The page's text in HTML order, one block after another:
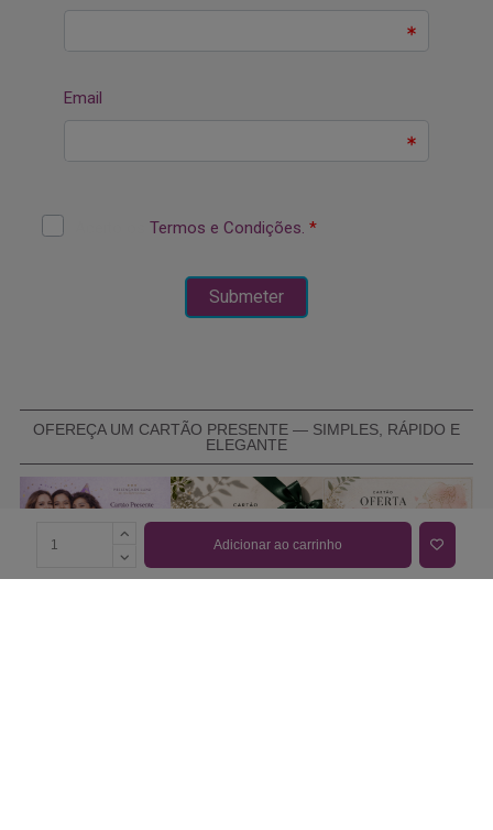
Adicionar ao carrinho
OFEREÇA UM CARTÃO PRESENTE — SIMPLES, RÁPIDO E
ELEGANTE